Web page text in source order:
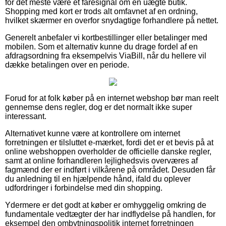
for det meste være et faresignal om en uægte butik.
Shopping med kort er trods alt omfavnet af en ordning,
hvilket skærmer en overfor snydagtige forhandlere på nettet.
Generelt anbefaler vi kortbestillinger eller betalinger med
mobilen. Som et alternativ kunne du drage fordel af en
afdragsordning fra eksempelvis ViaBill, når du hellere vil
dække betalingen over en periode.
Forud for at folk køber på en internet webshop bør man reelt
gennemse dens regler, dog er det normalt ikke super
interessant.
Alternativet kunne være at kontrollere om internet
forretningen er tilsluttet e-mærket, fordi det er et bevis på at
online webshoppen overholder de officielle danske regler,
samt at online forhandleren lejlighedsvis overværes af
fagmænd der er indført i vilkårene på området. Desuden får
du anledning til en hjælpende hånd, ifald du oplever
udfordringer i forbindelse med din shopping.
Ydermere er det godt at køber er omhyggelig omkring de
fundamentale vedtægter der har indflydelse på handlen, for
eksempel den ombytningspolitik internet forretningen